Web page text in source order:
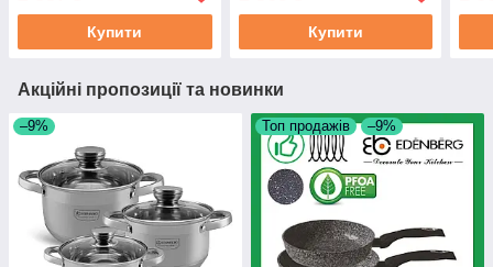
Купити
8140)
Купити
Акційні пропозиції та новинки
–9% Топ продажів –9%